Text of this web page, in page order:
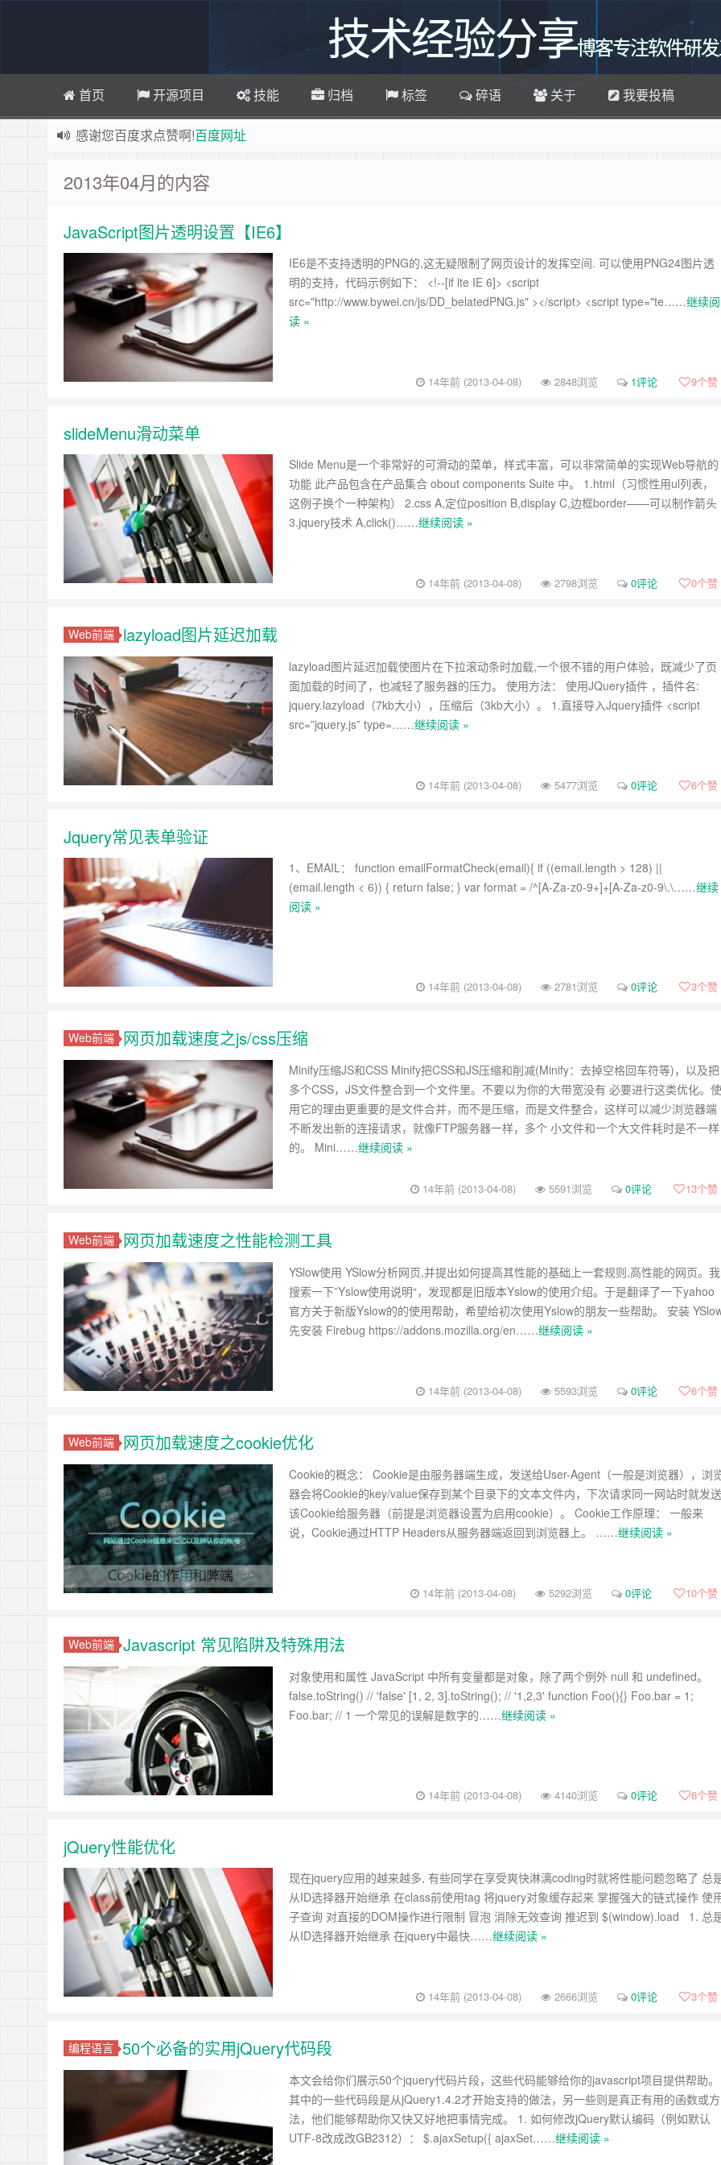
技术经验分享博客专注软件研
首页 开源项目 技能 归档 标签 碎语 关于 我要投稿
感谢您百度求点赞啊!百度网址
博主热烈欢迎 软件定制开发 联系：
已升级为最新版主题,并将持续优化改造中，支持说说碎语功能，可像添加文章一样直接添加说说，
2013年04月的内容
JavaScript图片透明设置【IE6】
IE6是不支持透明的PNG的,这无疑限制了网页设计的发挥空间. 可以使用PNG24图片透
明的支持，代码示例如下： <!--[if lte IE 6]> <script
src="http://www.bywei.cn/js/DD_belatedPNG.js" ></script> <script type="te……继续阅
读 »
14年前 (2013-04-08) 2848浏览 1评论 9个赞
slideMenu滑动菜单
Slide Menu是一个非常好的可滑动的菜单，样式丰富，可以非常简单的实现Web导航的
功能 此产品包含在产品集合 obout components Suite 中。 1.html（习惯性用ul列表，
这例子换个一种架构） 2.css A,定位position B,display C,边框border——可以制作箭头
3.jquery技术 A,click()……继续阅读 »
14年前 (2013-04-08) 2798浏览 0评论 0个赞
Web前端 lazyload图片延迟加载
lazyload图片延迟加载使图片在下拉滚动条时加载,一个很不错的用户体验，既减少了页
面加载的时间了，也减轻了服务器的压力。 使用方法： 使用JQuery插件 ，插件名:
jquery.lazyload（7kb大小），压缩后（3kb大小）。 1.直接导入Jquery插件 <script
src=”jquery.js” type=……继续阅读 »
14年前 (2013-04-08) 5477浏览 0评论 6个赞
Jquery常见表单验证
1、EMAIL： function emailFormatCheck(email){ if ((email.length > 128) ||
(email.length < 6)) { return false; } var format = /^[A-Za-z0-9+]+[A-Za-z0-9\.\……继续
阅读 »
14年前 (2013-04-08) 2781浏览 0评论 3个赞
Web前端 网页加载速度之js/css压缩
Minify压缩JS和CSS Minify把CSS和JS压缩和削减(Minify：去掉空格回车符等)，以及把
多个CSS，JS文件整合到一个文件里。不要以为你的大带宽没有 必要进行这类优化。使
用它的理由更重要的是文件合并，而不是压缩，而是文件整合，这样可以减少浏览器端
不断发出新的连接请求，就像FTP服务器一样，多个 小文件和一个大文件耗时是不一样
的。 Mini……继续阅读 »
14年前 (2013-04-08) 5591浏览 0评论 13个赞
Web前端 网页加载速度之性能检测工具
YSlow使用 YSlow分析网页,并提出如何提高其性能的基础上一套规则,高性能的网页。我
搜索一下”Yslow使用说明“，发现都是旧版本Yslow的使用介绍。于是翻译了一下yahoo
官方关于新版Yslow的的使用帮助，希望给初次使用Yslow的朋友一些帮助。 安装
先安装 Firebug https://addons.mozilla.org/en……继续阅读 »
14年前 (2013-04-08) 5593浏览 0评论 6个赞
Web前端 网页加载速度之cookie优化
Cookie的概念： Cookie是由服务器端生成，发送给User-Agent（一般是浏览器），浏
器会将Cookie的key/value保存到某个目录下的文本文件内，下次请求同一网站时就发送
该Cookie给服务器（前提是浏览器设置为启用cookie）。 Cookie工作原理： 一般来
说，Cookie通过HTTP Headers从服务器端返回到浏览器上。 ……继续阅读 »
14年前 (2013-04-08) 5292浏览 0评论 10个赞
Web前端 Javascript 常见陷阱及特殊用法
对象使用和属性 JavaScript 中所有变量都是对象，除了两个例外 null 和 undefined。
false.toString() // 'false' [1, 2, 3].toString(); // '1,2,3' function Foo(){} Foo.bar = 1;
Foo.bar; // 1 一个常见的误解是数字的……继续阅读 »
14年前 (2013-04-08) 4140浏览 0评论 6个赞
jQuery性能优化
现在jquery应用的越来越多, 有些同学在享受爽快淋漓coding时就将性能问题忽略了 总
从ID选择器开始继承 在class前使用tag 将jquery对象缓存起来 掌握强大的链式操作 使
子查询 对直接的DOM操作进行限制 冒泡 消除无效查询 推迟到 $(window).load 1. 总
从ID选择器开始继承 在jquery中最快……继续阅读 »
14年前 (2013-04-08) 2666浏览 0评论 3个赞
编程语言 50个必备的实用jQuery代码段
本文会给你们展示50个jquery代码片段，这些代码能够给你的javascript项目提供帮助。
其中的一些代码段是从jQuery1.4.2才开始支持的做法，另一些则是真正有用的函数或方
法，他们能够帮助你又快又好地把事情完成。 1. 如何修改jQuery默认编码（例如默认
UTF-8改成改GB2312）： $.ajaxSetup({ ajaxSet……继续阅读 »